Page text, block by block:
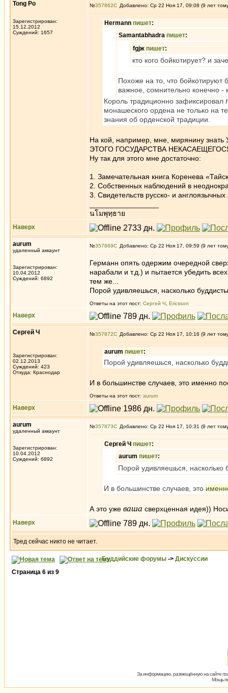
Tong Po
Зарегистрирован:
15.12.2012
Суждений: 1657
№357862 Добавлено: Ср 22 Ноя 17, 09:08 (9 лет
Hermann пишет:
Samantabhadra пишет:
fgjж пишет:
кто кого бойкотирует? и
Похоже на то, что бойкотируют
важное, сомнительно конечно
Король традиционно зафиксировал
монашеского ордена не только на
знания об орденской традиции.
На кой, например, мне, мирянину
ЭТОГО ГОСУДАРСТВА НЕКАСАЕЩЕГОСЯ?
Ну так для этого мне достаточно:
1. Замечательная книга Коренева
2. Собственных наблюдений в
3. Свидетельств русско- и
นโมพุทฺธาย
Наверх
aurum
удаленный аккаунт
Зарегистрирован:
10.04.2012
Суждений: 6892
№357869 Добавлено: Ср 22 Ноя 17, 09:59 (9 лет
Германн опять одержим очередной
нарабали и т.д.) и пытается убедить
тем же...
Порой удивляешься, насколько
Ответы на этот пост: Сергей Ч Ericsson
Наверх
Сергей Ч
Зарегистрирован:
02.12.2013
Суждений: 423
Откуда: Краснодар
№357872 Добавлено: Ср 22 Ноя 17, 10:16 (9 лет
aurum пишет:
Порой удивляешься, насколько
И в большинстве случаев, это именно
Ответы на этот пост: aurum
Наверх
aurum
удаленный аккаунт
Зарегистрирован:
10.04.2012
Суждений: 6892
№357873 Добавлено: Ср 22 Ноя 17, 10:31 (9 лет
Сергей Ч пишет:
aurum пишет:
Порой удивляешься,
И в большинстве случаев, это
А это уже ваша сверхценная идея))
Наверх
Тред сейчас никто не читает.
Буддийские форумы -> Дискуссии
Страница 6 из 9
За информацию, размещённую на сайте
Мощь